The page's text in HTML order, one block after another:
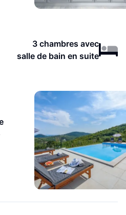
3 chambres avec
salle de bain en suite